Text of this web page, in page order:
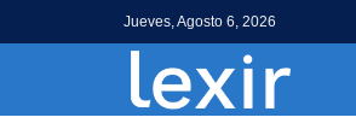
Jueves, Agosto 6, 2026